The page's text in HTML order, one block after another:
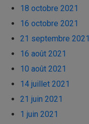
18 octobre 2021
16 octobre 2021
21 septembre 2021
16 août 2021
10 août 2021
14 juillet 2021
21 juin 2021
1 juin 2021